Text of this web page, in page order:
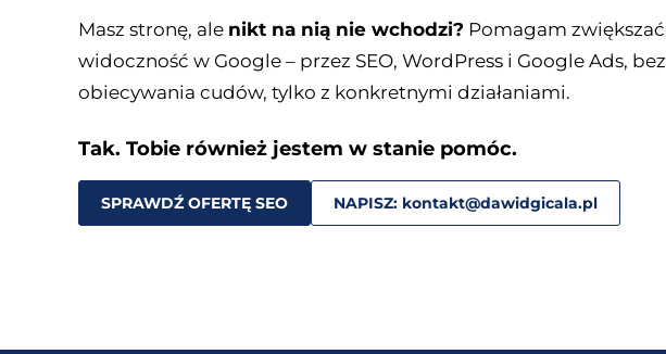
Masz stronę, ale nikt na nią nie wchodzi? Pomagam zwiększać
widoczność w Google – przez SEO, WordPress i Google Ads, bez
obiecywania cudów, tylko z konkretnymi działaniami.
Tak. Tobie również jestem w stanie pomóc.
SPRAWDŹ OFERTĘ SEO NAPISZ: kontakt@dawidgicala.pl